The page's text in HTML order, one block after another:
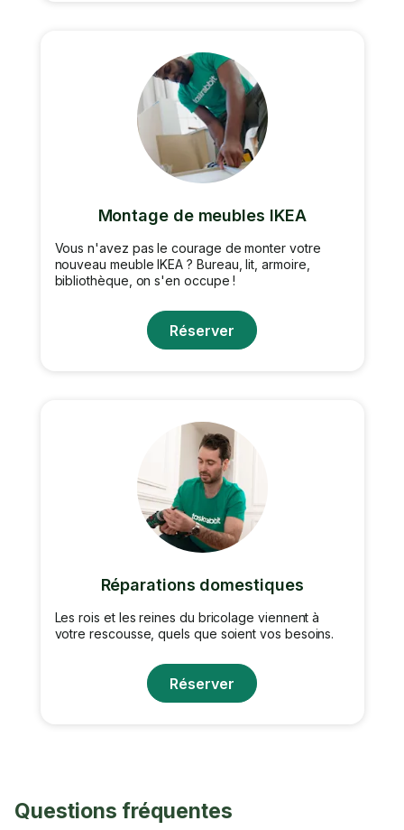
Montage de meubles IKEA
Vous n'avez pas le courage de monter votre
nouveau meuble IKEA ? Bureau, lit, armoire,
bibliothèque, on s'en occupe !
Réserver
Réparations domestiques
Les rois et les reines du bricolage viennent à
votre rescousse, quels que soient vos besoins.
Réserver
Questions fréquentes